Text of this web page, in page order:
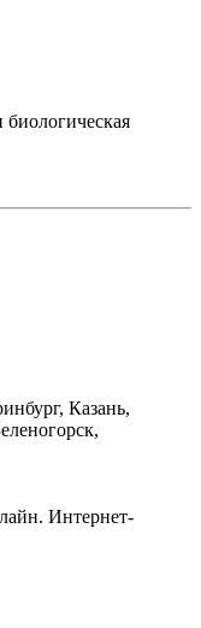
Казань,
Интернет-